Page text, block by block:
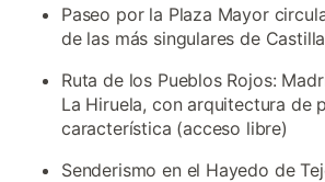
Paseo por la Plaza Mayor
de las más singulares de
Ruta de los Pueblos Rojos:
La Hiruela, con arquitectura de
característica (acceso libre)
Senderismo en el Hayedo de